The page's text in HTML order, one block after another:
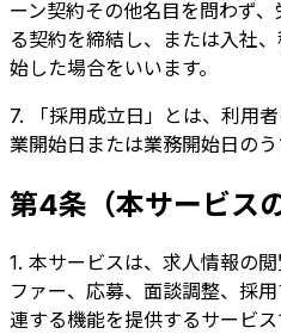
ーン契約その他名目を問わず
る契約を締結し、または入社
始した場合をいいます。
7. 「採用成立日」とは、利用
業開始日または業務開始日のう
第4条（本サービス
1. 本サービスは、求人情報の
ファー、応募、面談調整、採
連する機能を提供するサービス